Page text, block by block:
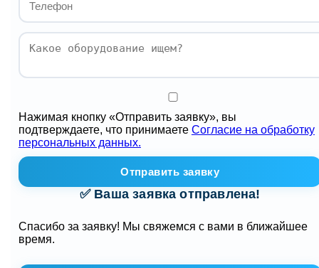
Нажимая кнопку «Отправить заявку», вы
подтверждаете, что принимаетеСогласие на обработку
персональных данных.
Отправить заявку
✅ Ваша заявка отправлена!
Спасибо за заявку! Мы свяжемся с вами в ближайшее
время.